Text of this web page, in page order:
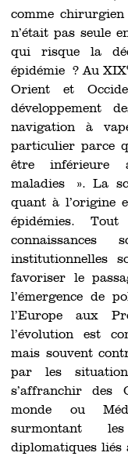
comme
n’était pas seule
qui risque la
épidémie ? Au XIX
Orient et
développement
navigation à
particulier parce
être inférieure
maladies ». La
quant à l’origine
épidémies.
connaissances
institutionnelles
favoriser le
l’émergence de
l’Europe aux
l’évolution est
mais souvent
par les
s’affranchir des
monde ou
surmontant
diplomatiques liés